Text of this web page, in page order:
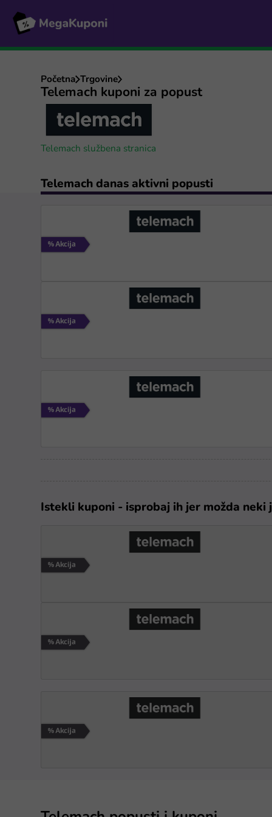
Početna Trgovine
Telemach kuponi za popust
Telemach službena stranica
Telemach danas aktivni popusti
Istekli kuponi - isprobaj ih jer možda neki